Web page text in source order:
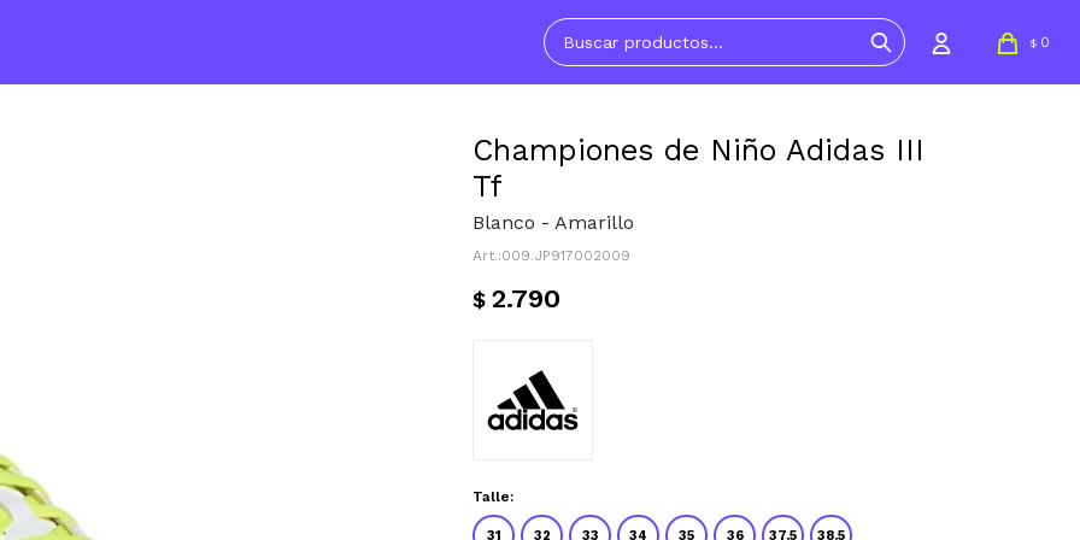
$ 0
Championes de Niño Adidas III
Tf
Blanco - Amarillo
009.JP917002009
$ 2.790
Talle:
31 32 33 34 35 36 37.5 38.5